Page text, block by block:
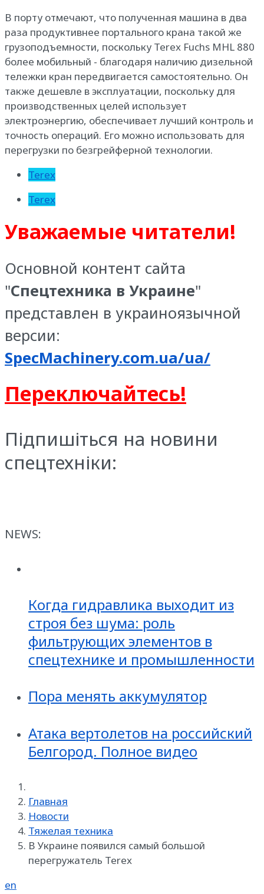
В порту отмечают, что полученная машина в два
раза продуктивнее портального крана такой же
грузоподъемности, поскольку Terex Fuchs MHL 880
более мобильный - благодаря наличию дизельной
тележки кран передвигается самостоятельно. Он
также дешевле в эксплуатации, поскольку для
производственных целей использует
электроэнергию, обеспечивает лучший контроль и
точность операций. Его можно использовать для
перегрузки по безгрейферной технологии.
Terex
Terex
Уважаемые читатели!
Основной контент сайта
"Спецтехника в Украине"
представлен в украиноязычной
версии:
SpecMachinery.com.ua/ua/
Переключайтесь!
Підпишіться на новини
спецтехніки:
NEWS:
Когда гидравлика выходит из
строя без шума: роль
фильтрующих элементов в
спецтехнике и промышленности
Пора менять аккумулятор
Атака вертолетов на российский
Белгород. Полное видео
Главная
Новости
Тяжелая техника
В Украине появился самый большой
перегружатель Terex
en